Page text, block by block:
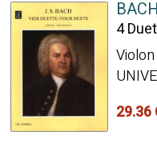
BACH
4
29.36